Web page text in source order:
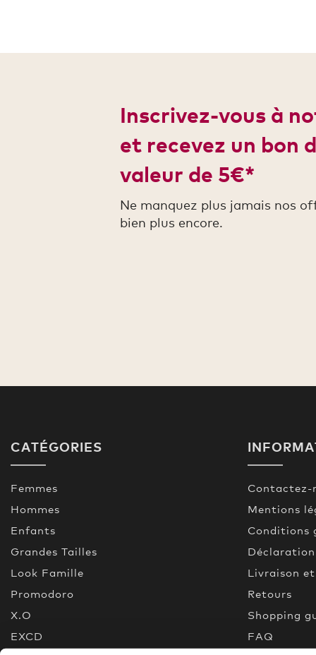
Inscrivez-vous à
et recevez un bon
valeur de 5€*
Ne manquez plus jamais nos
bien plus encore.
CATÉGORIES
Femmes
Hommes
Enfants
Grandes Tailles
Look Famille
Promodoro
X.O
EXCD
Contactez-
Mentions
Conditions
Livraison
Retours
Shopping
FAQ